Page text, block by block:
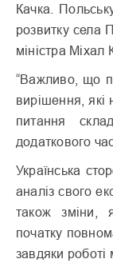
Качка.
розвитку села
міністра Міхал
“Важливо, що
вирішення, які
питання
додаткового
Українська
аналіз свого
також зміни,
початку
завдяки роботі